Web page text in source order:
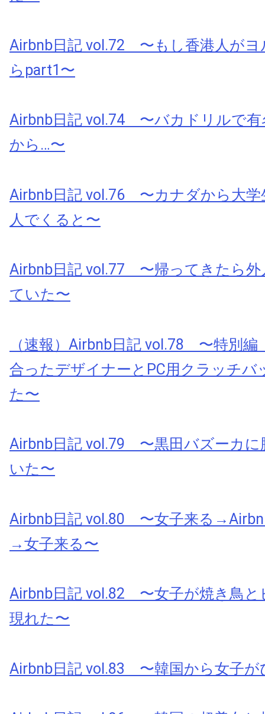
Airbnb日記 vol.72 〜もし香港人がヨ
らpart1〜
Airbnb日記 vol.74 〜バカドリルで有
から…〜
Airbnb日記 vol.76 〜カナダから大学
人でくると〜
Airbnb日記 vol.77 〜帰ってきたら外
ていた〜
（速報）Airbnb日記 vol.78 〜特別
合ったデザイナーとPC用クラッチバ
た〜
Airbnb日記 vol.79 〜黒田バズーカに
いた〜
Airbnb日記 vol.80 〜女子来る
→女子来る〜
Airbnb日記 vol.82 〜女子が焼き鳥と
現れた〜
Airbnb日記 vol.83 〜韓国から女子が